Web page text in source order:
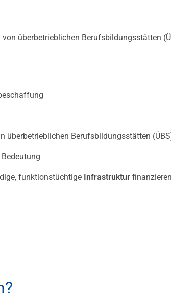
überbetrieblichen Berufsbildungsstätten
überbetrieblichen Berufsbildungsstätten
funktionstüchtige Infrastruktur